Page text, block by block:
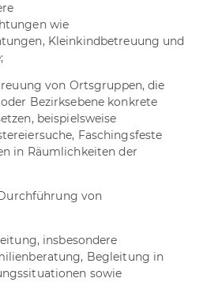
wie
Kleinkindbetreuung und
von Ortsgruppen, die
Bezirksebene konkrete
beispielsweise
Faschingsfeste
in Räumlichkeiten der
von
insbesondere
Begleitung in
sowie